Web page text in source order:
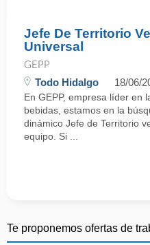
Jefe De Territorio
Universal
GEPP
Todo Hidalgo 18/06/
En GEPP, empresa líder en
bebidas, estamos en la
dinámico Jefe de Territorio
equipo. Si ...
Te proponemos ofertas de